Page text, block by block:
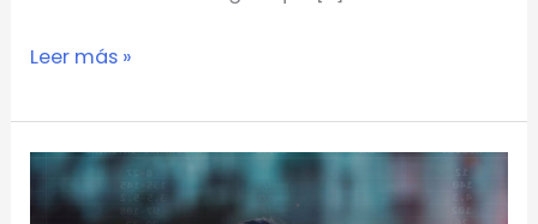
Leer más »
4
tendencias